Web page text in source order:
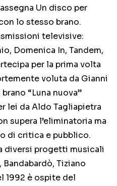
Un disco per
lo stesso brano.
televisive:
Domenica In, Tandem,
per la prima volta
voluta da Gianni
“Luna nuova”
lei da Aldo Tagliapietra
supera l’eliminatoria ma
di critica e pubblico.
diversi progetti musicali
Tiziano
1992 è ospite del